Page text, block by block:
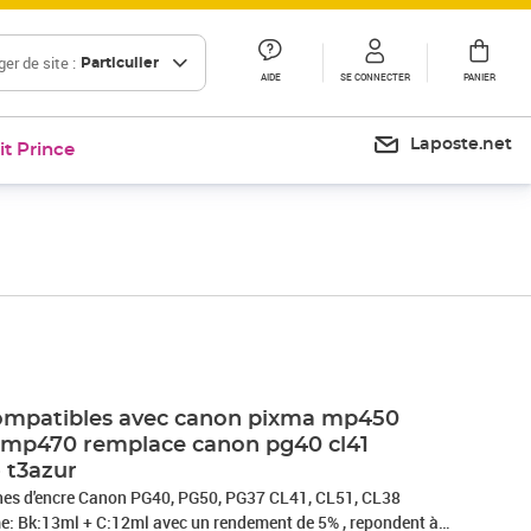
de site : Particulier
AIDE SE CONNECTER PANIER
Prince Laposte.net
avec canon pixma mp450
remplace canon pg40 cl41
t3azur
PG50, PG37 CL41, CL51, CL38
Bk:13ml + C:12ml avec un rendement de 5% , repondent à